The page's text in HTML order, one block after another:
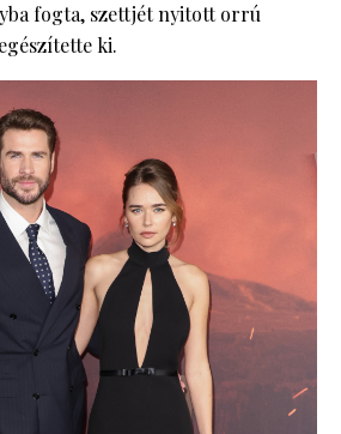
fogta, szettjét nyitott orrú
ki.